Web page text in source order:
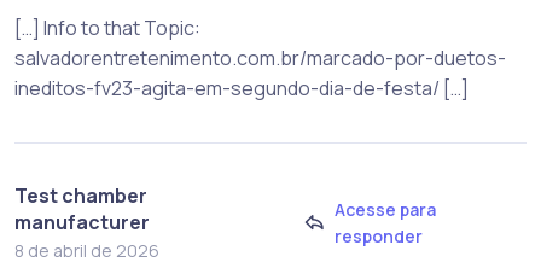
[…] Info to that Topic:
salvadorentretenimento.com.br/marcado-por-duetos-
ineditos-fv23-agita-em-segundo-dia-de-festa/ […]
Test chamber
manufacturer
8 de abril de 2026
Acesse para
responder